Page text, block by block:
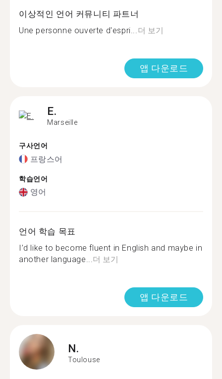
이상적인 언어 커뮤니티 파트너
Une personne ouverte d'espri...더 보기
앱 다운로드
E.
Marseille
구사언어
프랑스어
학습언어
영어
언어 학습 목표
I’d like to become fluent in English and maybe in
another language...더 보기
앱 다운로드
N.
Toulouse